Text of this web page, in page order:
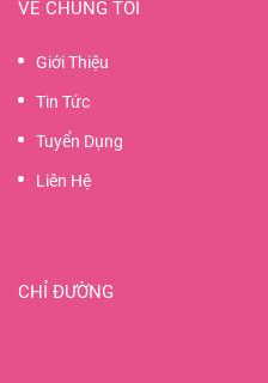
VỀ CHÚNG TÔI
Giới Thiệu
Tin Tức
Tuyển Dụng
Liên Hệ
CHỈ ĐƯỜNG